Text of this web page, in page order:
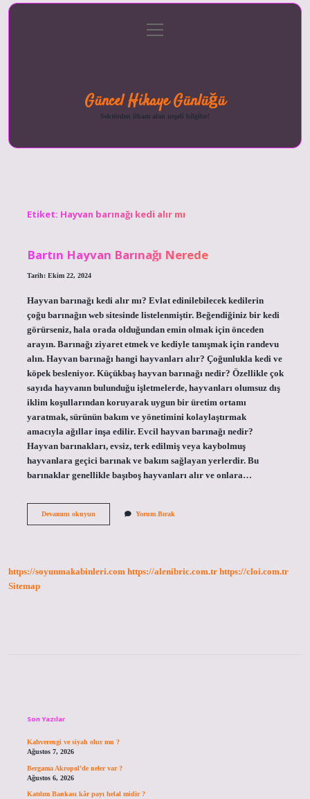
menüyü
aç
Güncel Hikaye Günlüğü
Sektörden ilham alan neşeli bilgiler!
Etiket: Hayvan barınağı kedi alır mı
Bartın Hayvan Barınağı Nerede
Tarih: Ekim 22, 2024
Hayvan barınağı kedi alır mı? Evlat edinilebilecek kedilerin
çoğu barınağın web sitesinde listelenmiştir. Beğendiğiniz bir kedi
görürseniz, hala orada olduğundan emin olmak için önceden
arayın. Barınağı ziyaret etmek ve kediyle tanışmak için randevu
alın. Hayvan barınağı hangi hayvanları alır? Çoğunlukla kedi ve
köpek besleniyor. Küçükbaş hayvan barınağı nedir? Özellikle çok
sayıda hayvanın bulunduğu işletmelerde, hayvanları olumsuz dış
iklim koşullarından koruyarak uygun bir üretim ortamı
yaratmak, sürünün bakım ve yönetimini kolaylaştırmak
amacıyla ağıllar inşa edilir. Evcil hayvan barınağı nedir?
Hayvan barınakları, evsiz, terk edilmiş veya kaybolmuş
hayvanlara geçici barınak ve bakım sağlayan yerlerdir. Bu
barınaklar genellikle başıboş hayvanları alır ve onlara…
Devamını okuyunBartın
Yorum Bırak
https://soyunmakabinleri.com https://alenibric.com.tr https://cloi.com.tr
Sitemap
Son Yazılar
Kahverengi ve siyah olur mu ?
Ağustos 7, 2026
Bergama Akropol’de neler var ?
Ağustos 6, 2026
Katılım Bankası kâr payı helal midir ?